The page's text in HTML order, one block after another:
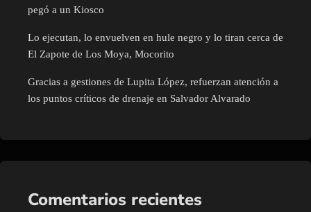
pegó a un Kiosco
Lo ejecutan, lo envuelven en hule negro y lo tiran cerca de
El Zapote de Los Moya, Mocorito
Gracias a gestiones de Lupita López, refuerzan atención a
los puntos críticos de drenaje en Salvador Alvarado
Comentarios recientes